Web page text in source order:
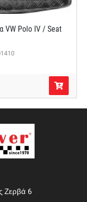
VW Polo IV / Seat
Ζερβά 6